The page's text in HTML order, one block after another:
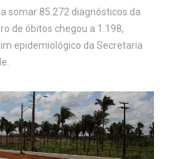
somar 85.272 diagnósticos da
de óbitos chegou a 1.198,
epidemiológico da Secretaria